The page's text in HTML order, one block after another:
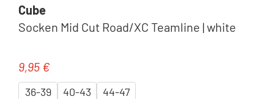
Hoodies & T-Shirts
Cube
Socken Mid Cut Road/XC Teamline | white
Regulärer Preis:
9,95 €
36-39 40-43 44-47